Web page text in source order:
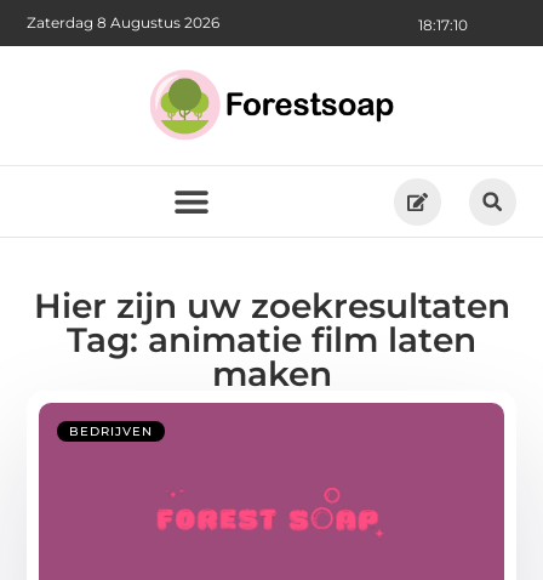
18:17:10
Zaterdag 8 Augustus 2026
Hier zijn uw zoekresultaten
Tag: animatie film laten
maken
BEDRIJVEN